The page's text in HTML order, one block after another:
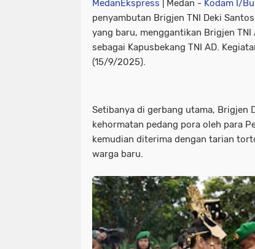
MedanEkspress | Medan - Kodam I/
penyambutan Brigjen TNI Deki
yang baru, menggantikan Brigjen
sebagai Kapusbekang TNI AD.
(15/9/2025).
Setibanya di gerbang utama, Brigjen
kehormatan pedang pora oleh para
kemudian diterima dengan tarian
warga baru.